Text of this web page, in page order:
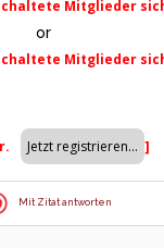
Mitglieder
or
Mitglieder
]
Mit Zitat antworten